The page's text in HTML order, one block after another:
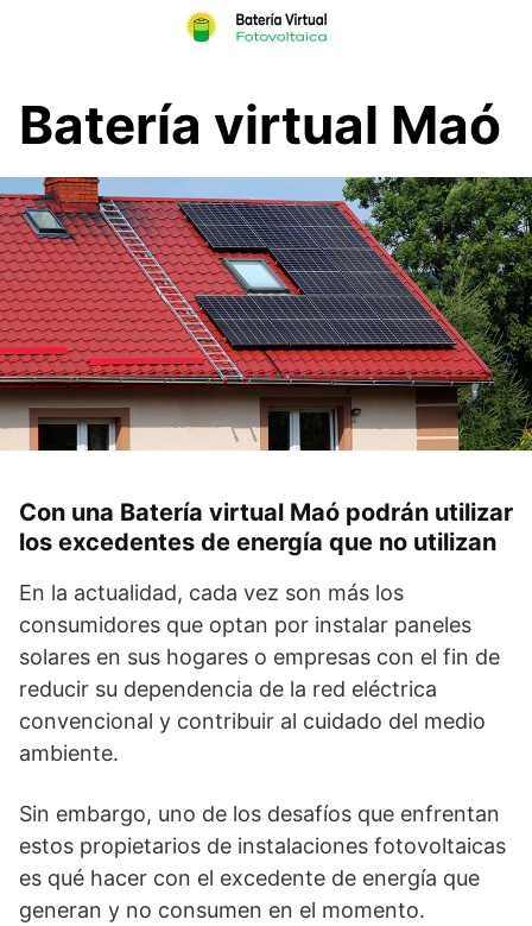
Batería virtual Maó
Con una Batería virtual Maó podrán utilizar
los excedentes de energía que no utilizan
En la actualidad, cada vez son más los
consumidores que optan por instalar paneles
solares en sus hogares o empresas con el fin de
reducir su dependencia de la red eléctrica
convencional y contribuir al cuidado del medio
ambiente.
Sin embargo, uno de los desafíos que enfrentan
estos propietarios de instalaciones fotovoltaicas
es qué hacer con el excedente de energía que
generan y no consumen en el momento.